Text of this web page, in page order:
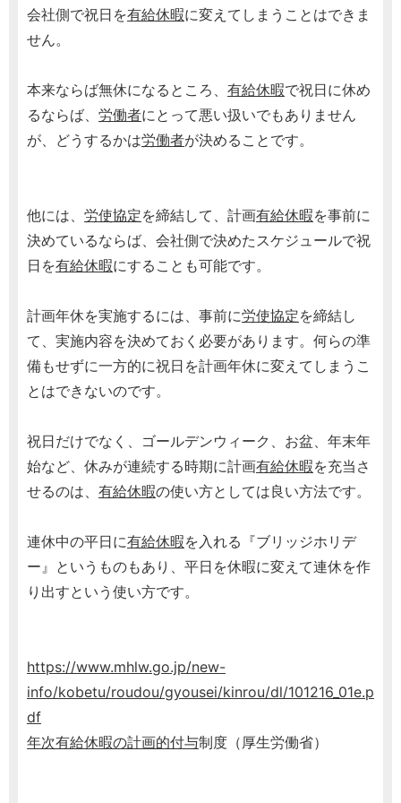
会社側で祝日を有給休暇に変えてしまうことはできま
せん。
本来ならば無休になるところ、 有給休暇で祝日に休め
るならば、 労働者にとって悪い扱いでもありません
が、どうするかは労働者が決めることです。
他には、 労使協定を締結して、計画有給休暇を事前に
決めているならば、会社側で決めたスケジュールで祝
日を有給休暇にすることも可能です。
計画年休を実施するには、事前に労使協定を締結し
て、実施内容を決めておく必要があります。何らの準
備もせずに一方的に祝日を計画年休に変えてしまうこ
とはできないのです。
祝日だけでなく、ゴールデンウィーク、お盆、年末年
始など、休みが連続する時期に計画有給休暇を充当さ
せるのは、 有給休暇の使い方としては良い方法です。
連休中の平日に有給休暇を入れる『ブリッジホリデ
ー』というものもあり、平日を休暇に変えて連休を作
り出すという使い方です。
https://www.mhlw.go.jp/new-
info/kobetu/roudou/gyousei/kinrou/dl/101216_01e.p
df
年次有給休暇の計画的付与制度（厚生労働省）